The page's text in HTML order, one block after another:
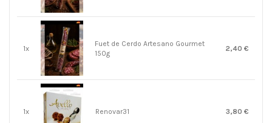
1x
Fuet de Cerdo Artesano Gourmet
150g
2,40 €
1x Renovar31 3,80 €